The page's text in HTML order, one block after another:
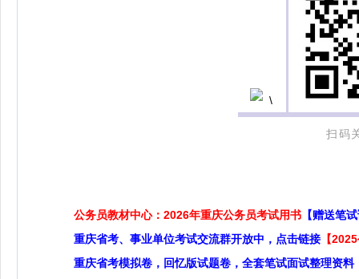
扫码
公务员教材中心：2026年重庆公务员考试用书 【赠送笔
重庆省考、事业单位考试交流群开放中，点击链接 【
重庆省考模拟卷，回忆版试题卷，全套笔试面试整理资料